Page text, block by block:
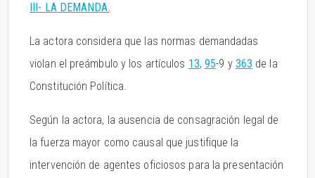
III- LA DEMANDA.
La actora considera que las normas demandadas
violan el preámbulo y los artículos 13,95-9 y 363 de la
Constitución Política.
Según la actora, la ausencia de consagración legal de
la fuerza mayor como causal que justifique la
intervención de agentes oficiosos para la presentación